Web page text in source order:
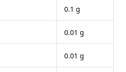
0.1 g
0.01 g
0.01 g